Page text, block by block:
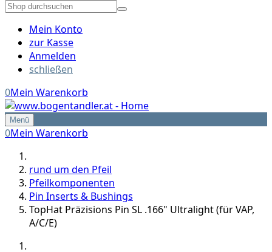
Mein Konto
zur Kasse
Anmelden
schließen
0Mein Warenkorb
Menü
0Mein Warenkorb
rund um den Pfeil
Pfeilkomponenten
Pin Inserts & Bushings
TopHat Präzisions Pin SL .166" Ultralight (für VAP,
A/C/E)